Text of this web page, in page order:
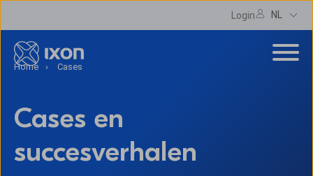
Login NL
Home Cases
Cases en
succesverhalen